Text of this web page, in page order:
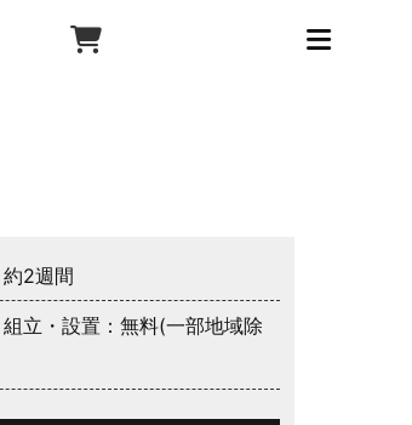
2週間
立・設置：無料(一部地域除